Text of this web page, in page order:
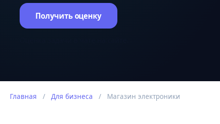
Получить оценку
Главная / Для бизнеса / Магазин электроники